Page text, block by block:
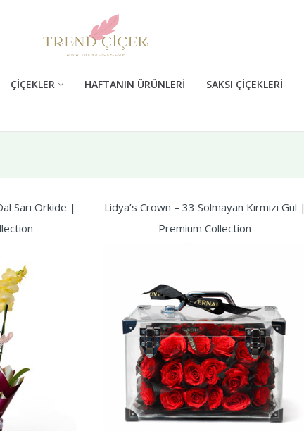
ÇİÇEKLER HAFTANIN ÜRÜNLERİ SAKSI ÇİÇEKLERİ
Sarı Orkide |
Lidya’s Crown – 33 Solmayan Kırmızı Gül |
Premium Collection